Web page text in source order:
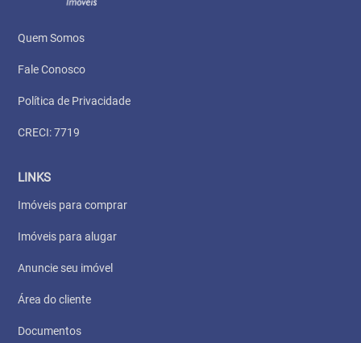
Quem Somos
Fale Conosco
Política de Privacidade
CRECI: 7719
LINKS
Imóveis para comprar
Imóveis para alugar
Anuncie seu imóvel
Área do cliente
Documentos